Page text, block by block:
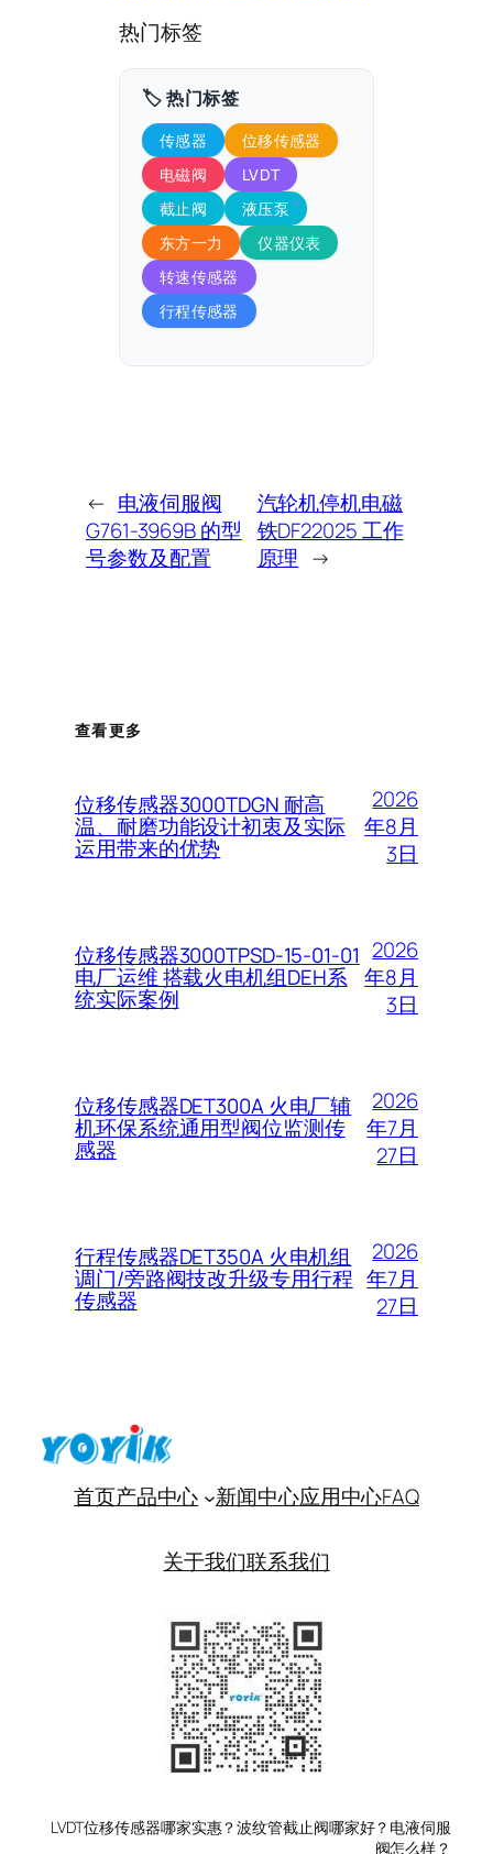
热门标签
🏷️ 热门标签
传感器
位移传感器
电磁阀
LVDT
截止阀
液压泵
东方一力
仪器仪表
转速传感器
行程传感器
← 电液伺服阀
G761-3969B 的型
号参数及配置
汽轮机停机电磁
铁DF22025 工作
原理 →
查看更多
位移传感器3000TDGN 耐高
温、耐磨功能设计初衷及实际
运用带来的优势
2026
年8月
3日
位移传感器3000TPSD-15-01-01
电厂运维 搭载火电机组DEH系
统实际案例
2026
年8月
3日
位移传感器DET300A 火电厂辅
机环保系统通用型阀位监测传
感器
2026
年7月
27日
行程传感器DET350A 火电机组
调门/旁路阀技改升级专用行程
传感器
2026
年7月
27日
首页产品中心 新闻中心应用中心FAQ
关于我们联系我们
LVDT位移传感器哪家实惠？波纹管截止阀哪家好？电液伺服
阀怎么样？